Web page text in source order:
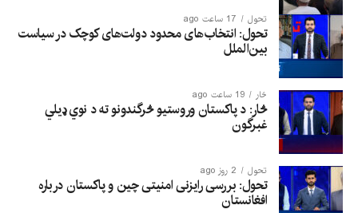
تحول 17 ساعت ago
تحول: انتخاب‌های محدود دولت‌های کوچک در سیاست
بین‌الملل
څار 19 ساعت ago
څار: د پاکستان وروستیو څرگندونو ته د نوي ډیلي
غبرگون
تحول 2 روز ago
تحول: بررسی رایزنی امنیتی چین و پاکستان درباره
افغانستان